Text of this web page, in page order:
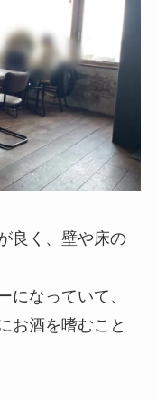
良く、壁や床の
になっていて、
お酒を嗜むこと